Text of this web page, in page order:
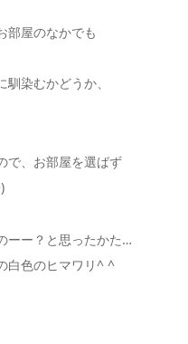
部屋のなかでも
染むかどうか、
で、お部屋を選ばず
ーー？と思ったかた…
白色のヒマワリ^ ^